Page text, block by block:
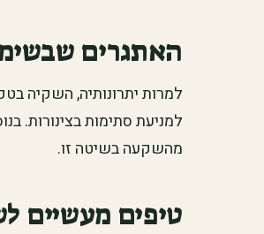
האתגרים
למרות יתרונותיה, השקיה
למניעת סתימות בצינורות.
מהשקעה בשיטה זו.
טיפים מעשיים